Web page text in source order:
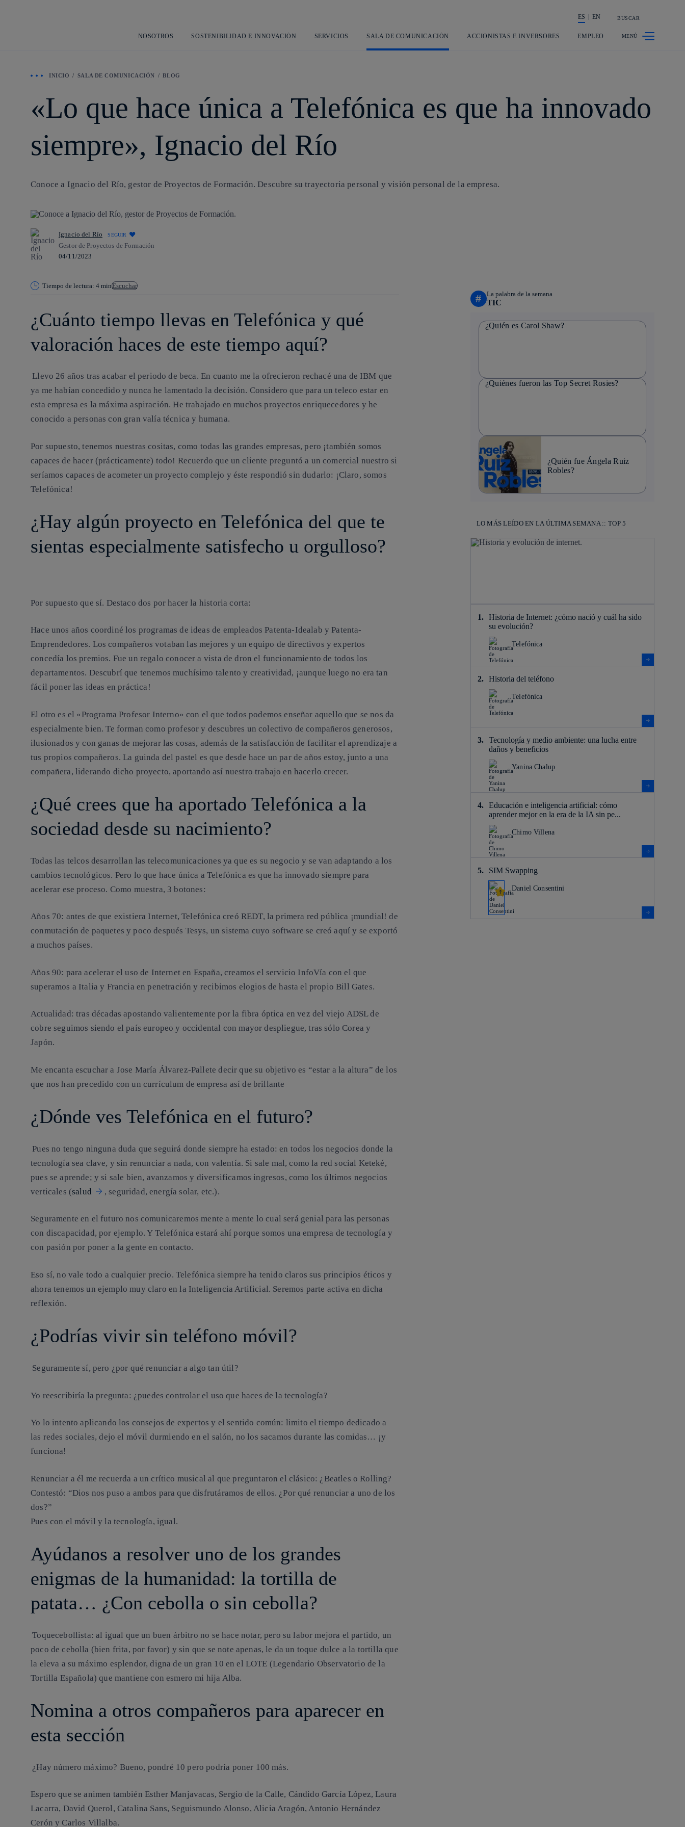
principal
La acción en accionistas e inversores
ES EN BUSCAR
NOSOTROS SOSTENIBILIDAD E INNOVACIÓN SERVICIOS SALA DE COMUNICACIÓN ACCIONISTAS E INVERSORES EMPLEO
INICIO SALA DE COMUNICACIÓN BLOG
«Lo que hace única a Telefónica es que ha innovado
siempre», Ignacio del Río
Conoce a Ignacio del Río, gestor de Proyectos de Formación. Descubre su trayectoria personal y visión personal de la empresa.
Ignacio del Río SEGUIR
Gestor de Proyectos de Formación
04/11/2023
Tiempo de lectura: 4 minEscuchar
¿Cuánto tiempo llevas en Telefónica y qué
valoración haces de este tiempo aquí?
Llevo 26 años tras acabar el periodo de beca. En cuanto me la ofrecieron rechacé una de IBM que
ya me habían concedido y nunca he lamentado la decisión. Considero que para un teleco estar en
esta empresa es la máxima aspiración. He trabajado en muchos proyectos enriquecedores y he
conocido a personas con gran valía técnica y humana.
Por supuesto, tenemos nuestras cositas, como todas las grandes empresas, pero ¡también somos
capaces de hacer (prácticamente) todo! Recuerdo que un cliente preguntó a un comercial nuestro si
seríamos capaces de acometer un proyecto complejo y éste respondió sin dudarlo: ¡Claro, somos
Telefónica!
¿Hay algún proyecto en Telefónica del que te
sientas especialmente satisfecho u orgulloso?
Por supuesto que sí. Destaco dos por hacer la historia corta:
Hace unos años coordiné los programas de ideas de empleados Patenta-Idealab y Patenta-
Emprendedores. Los compañeros votaban las mejores y un equipo de directivos y expertos
concedía los premios. Fue un regalo conocer a vista de dron el funcionamiento de todos los
departamentos. Descubrí que tenemos muchísimo talento y creatividad, ¡aunque luego no era tan
fácil poner las ideas en práctica!
El otro es el «Programa Profesor Interno» con el que todos podemos enseñar aquello que se nos da
especialmente bien. Te forman como profesor y descubres un colectivo de compañeros generosos,
ilusionados y con ganas de mejorar las cosas, además de la satisfacción de facilitar el aprendizaje a
tus propios compañeros. La guinda del pastel es que desde hace un par de años estoy, junto a una
compañera, liderando dicho proyecto, aportando así nuestro trabajo en hacerlo crecer.
¿Qué crees que ha aportado Telefónica a la
sociedad desde su nacimiento?
Todas las telcos desarrollan las telecomunicaciones ya que es su negocio y se van adaptando a los
cambios tecnológicos. Pero lo que hace única a Telefónica es que ha innovado siempre para
acelerar ese proceso. Como muestra, 3 botones:
Años 70: antes de que existiera Internet, Telefónica creó REDT, la primera red pública ¡mundial! de
conmutación de paquetes y poco después Tesys, un sistema cuyo software se creó aquí y se exportó
a muchos países.
Años 90: para acelerar el uso de Internet en España, creamos el servicio InfoVía con el que
superamos a Italia y Francia en penetración y recibimos elogios de hasta el propio Bill Gates.
Actualidad: tras décadas apostando valientemente por la fibra óptica en vez del viejo ADSL de
cobre seguimos siendo el país europeo y occidental con mayor despliegue, tras sólo Corea y
Japón.
Me encanta escuchar a Jose María Álvarez-Pallete decir que su objetivo es “estar a la altura” de los
que nos han precedido con un currículum de empresa así de brillante
¿Dónde ves Telefónica en el futuro?
Pues no tengo ninguna duda que seguirá donde siempre ha estado: en todos los negocios donde la
tecnología sea clave, y sin renunciar a nada, con valentía. Si sale mal, como la red social Keteké,
pues se aprende; y si sale bien, avanzamos y diversificamos ingresos, como los últimos negocios
verticales (salud , seguridad, energía solar, etc.).
Seguramente en el futuro nos comunicaremos mente a mente lo cual será genial para las personas
con discapacidad, por ejemplo. Y Telefónica estará ahí porque somos una empresa de tecnología y
con pasión por poner a la gente en contacto.
Eso sí, no vale todo a cualquier precio. Telefónica siempre ha tenido claros sus principios éticos y
ahora tenemos un ejemplo muy claro en la Inteligencia Artificial. Seremos parte activa en dicha
reflexión.
¿Podrías vivir sin teléfono móvil?
Seguramente sí, pero ¿por qué renunciar a algo tan útil?
Yo reescribiría la pregunta: ¿puedes controlar el uso que haces de la tecnología?
Yo lo intento aplicando los consejos de expertos y el sentido común: limito el tiempo dedicado a
las redes sociales, dejo el móvil durmiendo en el salón, no los sacamos durante las comidas… ¡y
funciona!
Renunciar a él me recuerda a un crítico musical al que preguntaron el clásico: ¿Beatles o Rolling?
Contestó: “Dios nos puso a ambos para que disfrutáramos de ellos. ¿Por qué renunciar a uno de los
dos?”
Pues con el móvil y la tecnología, igual.
Ayúdanos a resolver uno de los grandes
enigmas de la humanidad: la tortilla de
patata… ¿Con cebolla o sin cebolla?
Toquecebollista: al igual que un buen árbitro no se hace notar, pero su labor mejora el partido, un
poco de cebolla (bien frita, por favor) y sin que se note apenas, le da un toque dulce a la tortilla que
la eleva a su máximo esplendor, digna de un gran 10 en el LOTE (Legendario Observatorio de la
Tortilla Española) que mantiene con esmero mi hija Alba.
Nomina a otros compañeros para aparecer en
esta sección
¿Hay número máximo? Bueno, pondré 10 pero podría poner 100 más.
Espero que se animen también Esther Manjavacas, Sergio de la Calle, Cándido García López, Laura
Lacarra, David Querol, Catalina Sans, Seguismundo Alonso, Alicia Aragón, Antonio Hernández
Cerón y Carlos Villalba.
# La palabra de la semana
TIC
¿Quién es Carol Shaw?
¿Quiénes fueron las Top Secret Rosies?
¿Quién fue Ángela Ruiz
Robles?
LO MÁS LEÍDO EN LA ÚLTIMA SEMANA :: TOP 5
Historia de Internet: ¿cómo nació y cuál ha sido
su evolución?
Telefónica
Historia del teléfono
Telefónica
Tecnología y medio ambiente: una lucha entre
daños y beneficios
Yanina Chalup
Educación e inteligencia artificial: cómo
aprender mejor en la era de la IA sin pe...
Chimo Villena
SIM Swapping
Daniel Consentini